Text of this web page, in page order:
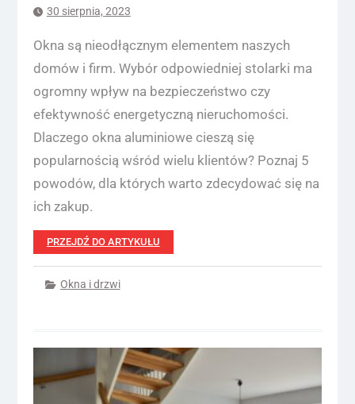
30 sierpnia, 2023
Okna są nieodłącznym elementem naszych
domów i firm. Wybór odpowiedniej stolarki ma
ogromny wpływ na bezpieczeństwo czy
efektywność energetyczną nieruchomości.
Dlaczego okna aluminiowe cieszą się
popularnością wśród wielu klientów? Poznaj 5
powodów, dla których warto zdecydować się na
ich zakup.
PRZEJDŹ DO ARTYKUŁU
Okna i drzwi